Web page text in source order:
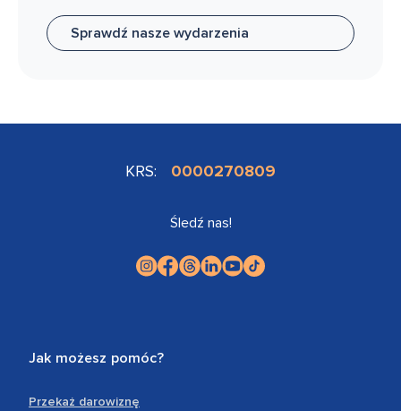
Sprawdź nasze wydarzenia
KRS: 0000270809
Śledź nas!
Jak możesz pomóc?
Przekaż darowiznę